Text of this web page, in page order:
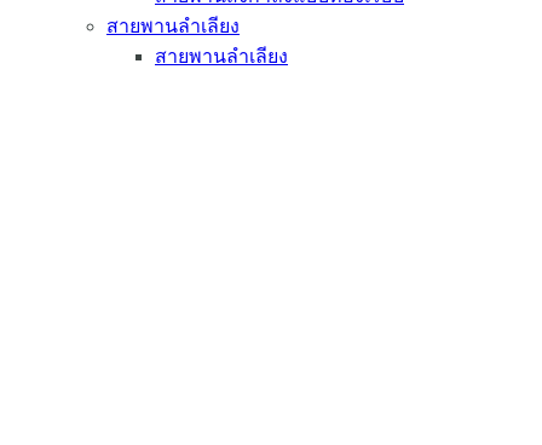
สายพานลำเลียง
สายพานลำเลียง